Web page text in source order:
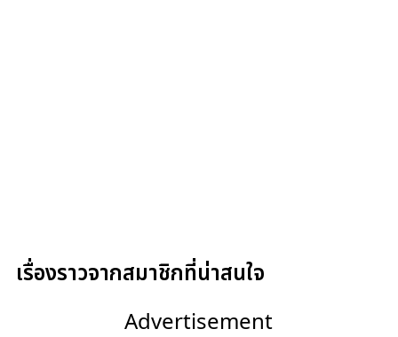
เรื่องราวจากสมาชิกที่น่าสนใจ
Advertisement